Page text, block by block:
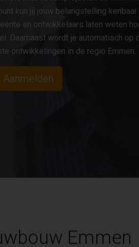
kun jij jouw belangstelling kenbaar
en ontwikkelaars laten weten
Daarnaast wordt je automatisch op
ontwikkelingen in de regio Emmen.
Aanmelden
Emmen